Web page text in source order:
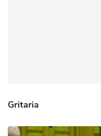
Gritaria